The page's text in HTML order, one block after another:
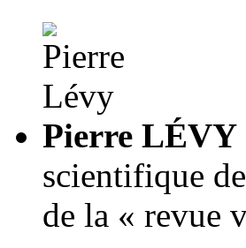
Pierre LÉVY
scientifique de
de la « revue